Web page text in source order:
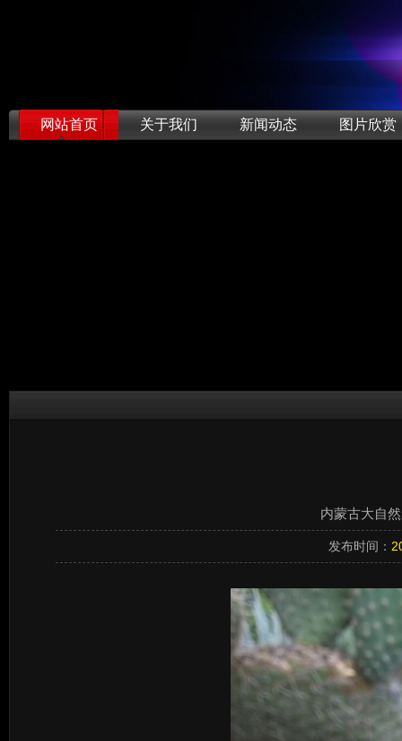
网站首页 关于我们 新闻动态 图片欣赏
内蒙古大自
发布时间：